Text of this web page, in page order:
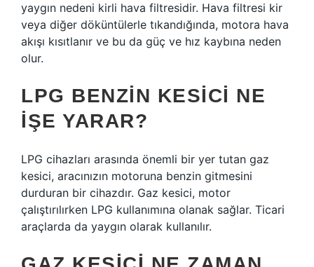
yaygın nedeni kirli hava filtresidir. Hava filtresi kir
veya diğer döküntülerle tıkandığında, motora hava
akışı kısıtlanır ve bu da güç ve hız kaybına neden
olur.
LPG BENZIN KESICI NE
IŞE YARAR?
LPG cihazları arasında önemli bir yer tutan gaz
kesici, aracınızın motoruna benzin gitmesini
durduran bir cihazdır. Gaz kesici, motor
çalıştırılırken LPG kullanımına olanak sağlar. Ticari
araçlarda da yaygın olarak kullanılır.